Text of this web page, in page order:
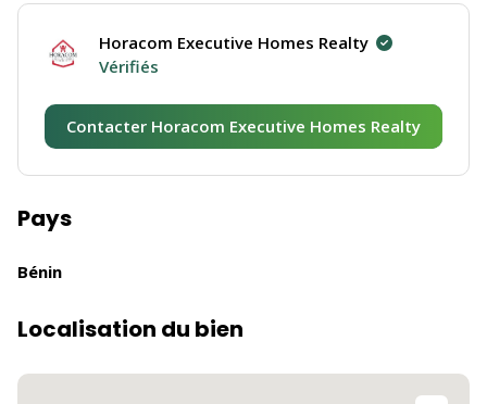
Horacom Executive Homes Realty
Vérifiés
Contacter Horacom Executive Homes Realty
Pays
Bénin
Localisation du bien